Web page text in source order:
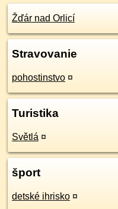
Žďár nad Orlicí
Stravovanie
pohostinstvo ¤
Turistika
Světlá ¤
šport
detské ihrisko ¤